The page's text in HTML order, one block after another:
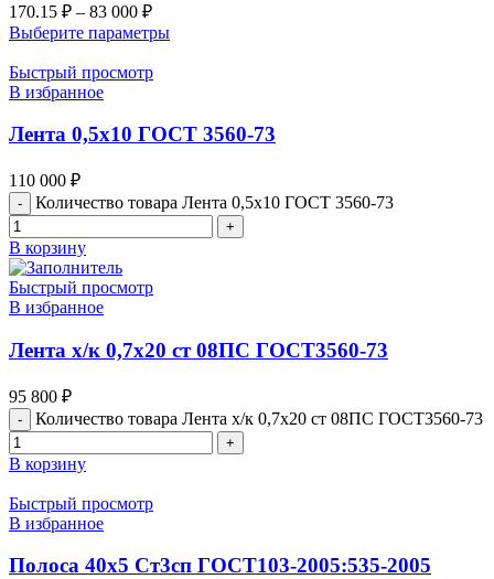
170.15 ₽ – 83 000 ₽
Выберите параметры
Быстрый просмотр
В избранное
Лента 0,5х10 ГОСТ 3560-73
110 000 ₽
Количество товара Лента 0,5х10 ГОСТ 3560-73
В корзину
Быстрый просмотр
В избранное
Лента х/к 0,7х20 ст 08ПС ГОСТ3560-73
95 800 ₽
Количество товара Лента х/к 0,7х20 ст 08ПС ГОСТ3560-73
В корзину
Быстрый просмотр
В избранное
Полоса 40х5 Ст3сп ГОСТ103-2005:535-2005